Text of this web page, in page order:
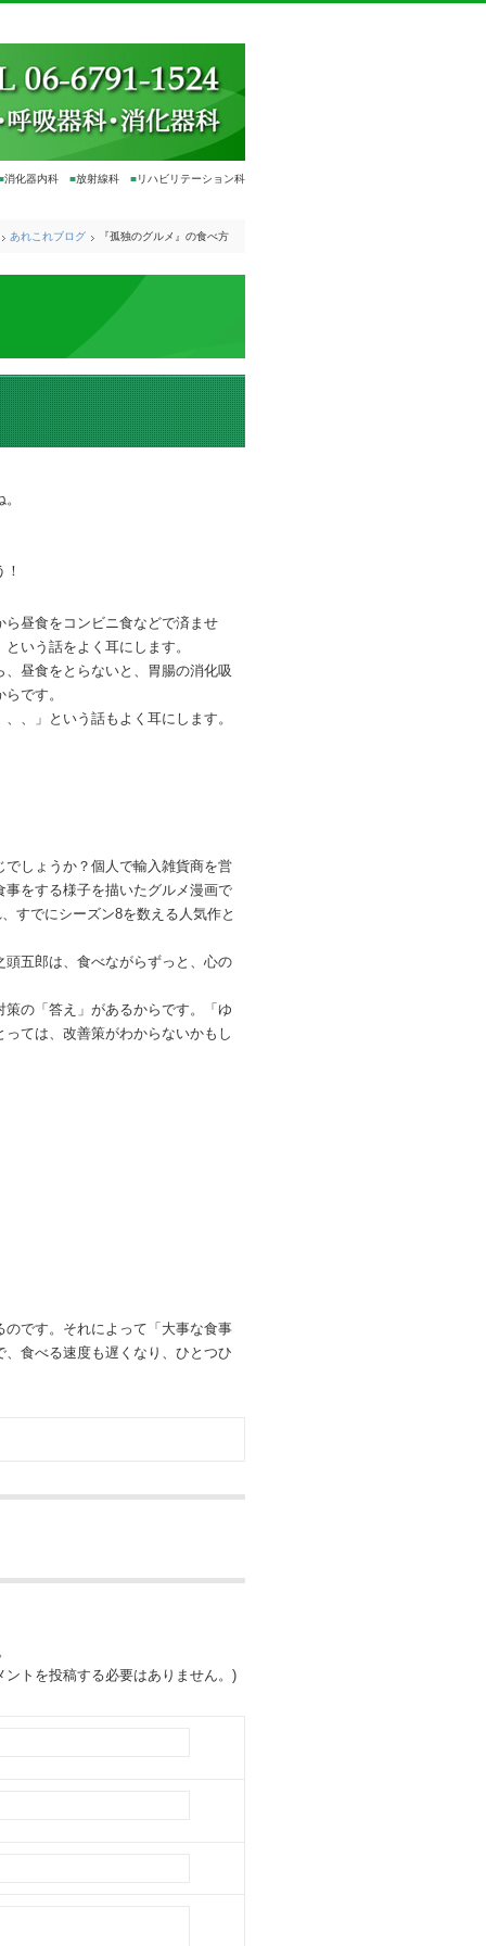
消化器内科 ■放射線科 ■リハビリテーション科
あれこれブログ 『孤独のグルメ』の食べ方
昼食をコンビニ食などで済ませ
いう話をよく耳にします。
、昼食をとらないと、胃腸の消化吸
です。
、」という話もよく耳にします。
しょうか？個人で輸入雑貨商を営
をする様子を描いたグルメ漫画で
すでにシーズン8を数える人気作と
五郎は、食べながらずっと、心の
の「答え」があるからです。
「ゆ
ては、改善策がわからないかもし
です。それによって「大事な食事
食べる速度も遅くなり、ひとつひ
トを投稿する必要はありません。)